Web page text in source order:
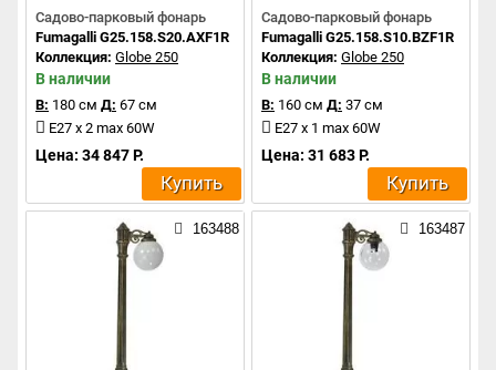
Садово-парковый фонарь
Fumagalli G25.158.S20.AXF1R
Коллекция: Globe 250
В наличии
В: 180 см Д: 67 см
E27 x 2 max 60W
Цена: 34 847 Р.
Купить
Садово-парковый фонарь
Fumagalli G25.158.S10.BZF1R
Коллекция: Globe 250
В наличии
В: 160 см Д: 37 см
E27 x 1 max 60W
Цена: 31 683 Р.
Купить
163488 163487